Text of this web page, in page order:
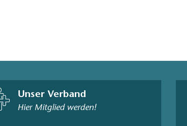
Unser Verband
Hier Mitglied werden!